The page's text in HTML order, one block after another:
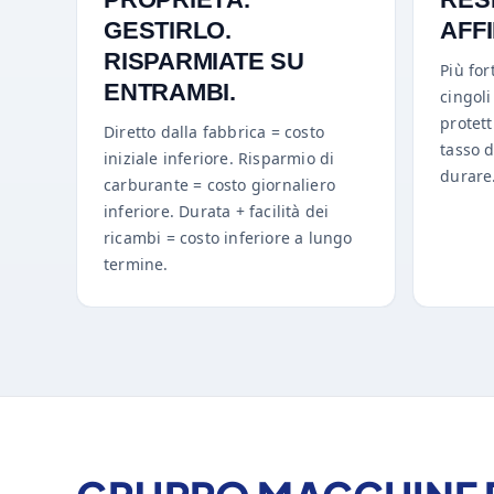
GESTIRLO.
RISPARMIATE SU
ENTRAMBI.
Diretto dalla fabbrica = costo
iniziale inferiore. Risparmio di
carburante = costo giornaliero
inferiore. Durata + facilità dei
ricambi = costo inferiore a lungo
termine.
Più
tasso